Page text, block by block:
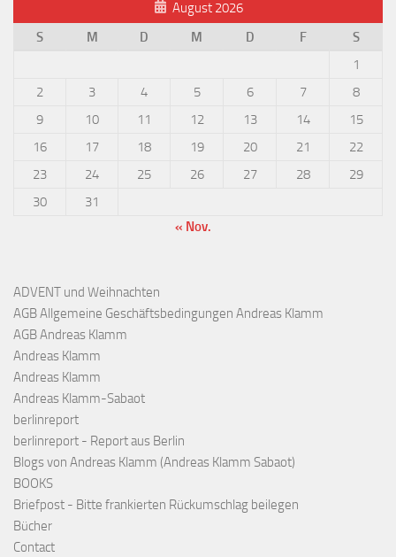
August 2026
S
M D M D F
S
1
2
3 4 5 6 7
8
9
10 11 12 13 14
15
16
17 18 19 20 21
22
23
24 25 26 27 28
29
30
31
« Nov.
ADVENT und Weihnachten
AGB Allgemeine Geschäftsbedingungen Andreas Klamm
AGB Andreas Klamm
Andreas Klamm
Andreas Klamm
Andreas Klamm-Sabaot
berlinreport
berlinreport - Report aus Berlin
Blogs von Andreas Klamm (Andreas Klamm Sabaot)
BOOKS
Briefpost - Bitte frankierten Rückumschlag beilegen
Bücher
Contact